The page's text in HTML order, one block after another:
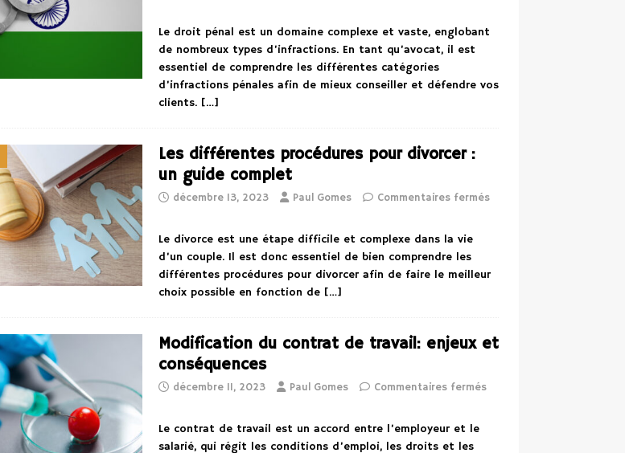
Le droit pénal est un domaine complexe et vaste, englobant
de nombreux types d’infractions. En tant qu’avocat, il est
essentiel de comprendre les différentes catégories
d’infractions pénales afin de mieux conseiller et défendre vos
clients. […]
Les différentes procédures pour divorcer :
un guide complet
décembre 13, 2023 Paul Gomes Commentaires fermés
Le divorce est une étape difficile et complexe dans la vie
d’un couple. Il est donc essentiel de bien comprendre les
différentes procédures pour divorcer afin de faire le meilleur
choix possible en fonction de […]
Modification du contrat de travail: enjeux et
conséquences
décembre 11, 2023 Paul Gomes Commentaires fermés
Le contrat de travail est un accord entre l’employeur et le
salarié, qui régit les conditions d’emploi, les droits et les